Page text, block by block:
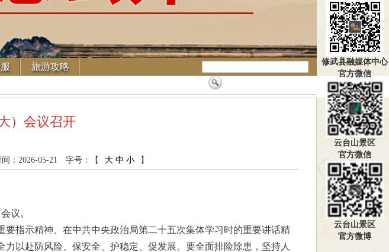
旅游攻略
）会议召开
：2026-05-21 字号：【 大 中 小 】
议。
指示精神、在中共中央政治局第二十五次集体学习时的重要讲话精
以赴防风险、保安全、护稳定、促发展。要全面排险除患，坚持人
修武县融媒体中心
官方微信
云台山景区
官方微信
云台山景区
官方微博